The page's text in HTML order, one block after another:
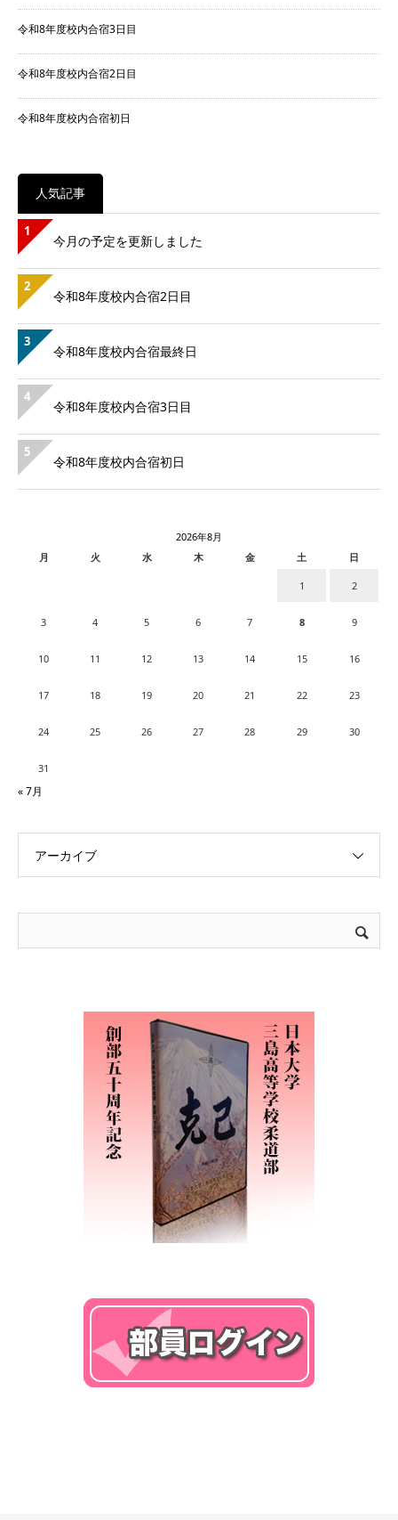
令和8年度校内合宿3日目
令和8年度校内合宿2日目
令和8年度校内合宿初日
人気記事
1
今月の予定を更新しました
2
令和8年度校内合宿2日目
3
令和8年度校内合宿最終日
4
令和8年度校内合宿3日目
5
令和8年度校内合宿初日
2026年8月
月
火 水 木 金 土 日
1 2
3 4 5 6 7 8 9
10 11 12 13 14 15 16
17 18 19 20 21 22 23
24 25 26 27 28 29 30
31
« 7月
アーカイブ